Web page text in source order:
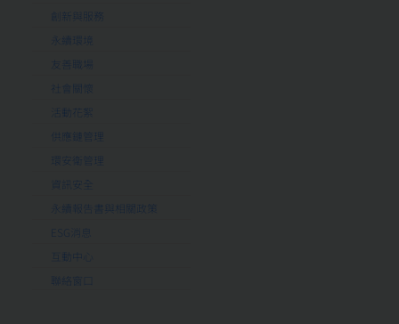
創新與服務
永續環境
友善職場
社會關懷
活動花絮
供應鏈管理
環安衛管理
資訊安全
永續報告書與相關政策
ESG消息
互動中心
聯絡窗口